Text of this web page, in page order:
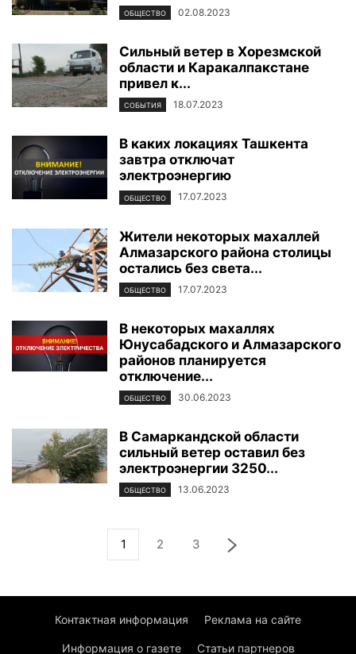
ОБЩЕСТВО 02.08.2023
Сильный ветер в Хорезмской
области и Каракалпакстане
привел к...
СОБЫТИЯ 18.07.2023
В каких локациях Ташкента
завтра отключат
электроэнергию
ОБЩЕСТВО 17.07.2023
Жители некоторых махаллей
Алмазарского района столицы
остались без света...
ОБЩЕСТВО 17.07.2023
В некоторых махаллях
Юнусабадского и Алмазарского
районов планируется
отключение...
ОБЩЕСТВО 30.06.2023
В Самаркандской области
сильный ветер оставил без
электроэнергии 3250...
ОБЩЕСТВО 13.06.2023
1 2 3
Контактная информация Реклама на сайте
Информация о газете Статьи партнеров